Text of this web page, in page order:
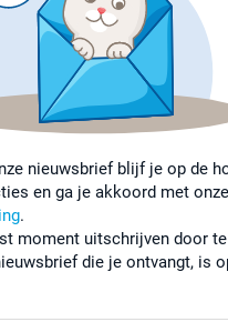
nieuwsbrief blijf je op de
en ga je akkoord met onze
.
moment uitschrijven door
die je ontvangt, is